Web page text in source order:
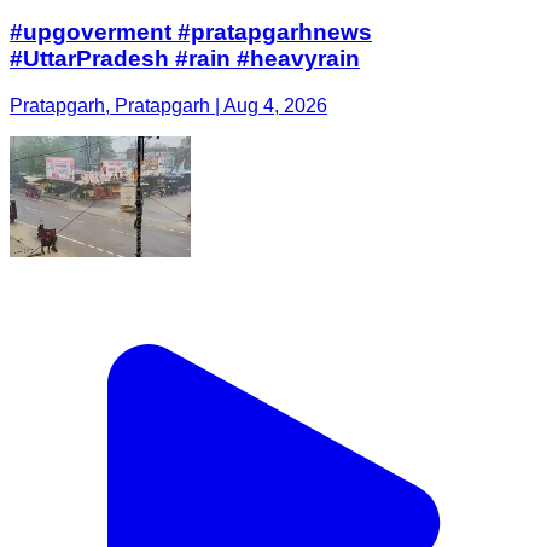
#upgoverment #pratapgarhnews
#UttarPradesh #rain #heavyrain
Pratapgarh, Pratapgarh | Aug 4, 2026